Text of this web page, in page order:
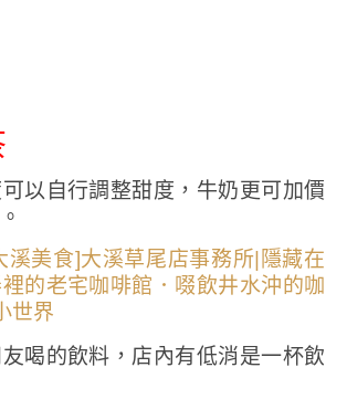
以自行調整甜度，牛奶更可加價
喝的飲料，店內有低消是一杯飲